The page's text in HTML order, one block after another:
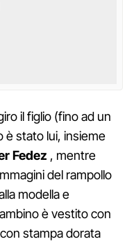
il figlio (fino ad un
è stato lui, insieme
Fedez , mentre
del rampollo
modella e
è vestito con
stampa dorata